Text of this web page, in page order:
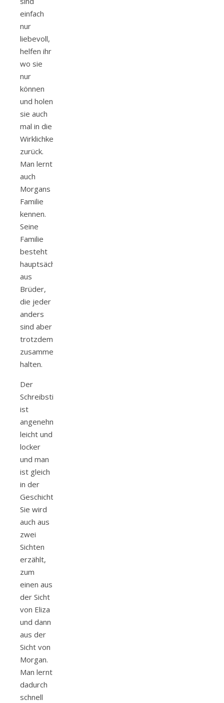
einfach
nur
liebevoll,
helfen ihr
wo sie
nur
können
und holen
sie auch
mal in die
Wirklichkeit
zurück.
Man lernt
auch
Morgans
Familie
kennen.
Seine
Familie
besteht
hauptsächlich
aus
Brüder,
die jeder
anders
sind aber
trotzdem
zusammen
halten.
Der
Schreibstil
ist
angenehm,
leicht und
locker
und man
ist gleich
in der
Geschichte.
Sie wird
auch aus
zwei
Sichten
erzählt,
zum
einen aus
der Sicht
von Eliza
und dann
aus der
Sicht von
Morgan.
Man lernt
dadurch
schnell